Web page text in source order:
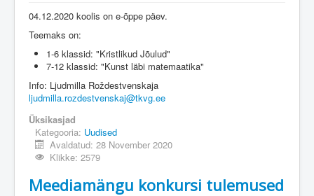
04.12.2020 koolis on e-õppe päev.
Teemaks on:
1-6 klassid: "Kristlikud Jõulud"
7-12 klassid: "Kunst läbi matemaatika"
Info: Ljudmilla Roždestvenskaja
ljudmilla.rozdestvenskaj@tkvg.ee
Üksikasjad
Kategooria: Uudised
Avaldatud: 28 November 2020
Klikke: 2579
Meediamängu konkursi tulemused